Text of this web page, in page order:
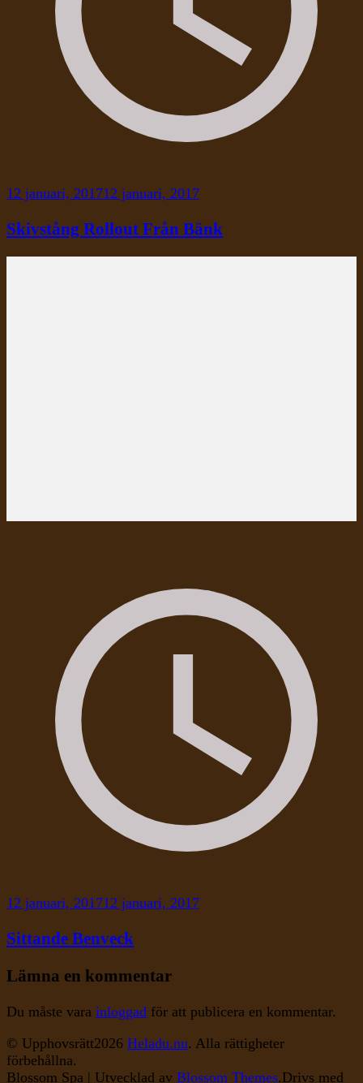
12 januari, 201712 januari, 2017
Skivstång Rollout Från Bänk
12 januari, 201712 januari, 2017
Sittande Benveck
Lämna en kommentar
Du måste vara inloggad för att publicera en kommentar.
© Upphovsrätt2026 Heladu.nu. Alla rättigheter
förbehållna.
Blossom Spa | Utvecklad av Blossom Themes.Drivs med